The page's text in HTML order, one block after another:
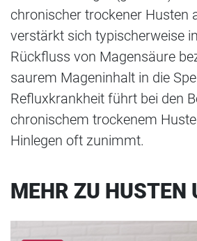
chronischer trockener Husten
verstärkt sich typischerweise
Rückfluss von Magensäure
saurem Mageninhalt in die
Refluxkrankheit führt bei den
chronischem trockenem
Hinlegen oft zunimmt.
MEHR ZU HUSTEN